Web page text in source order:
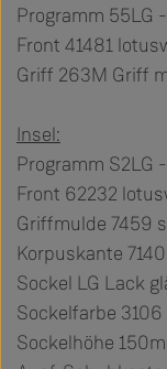
Programm 55LG
Front 41481
Griff 263M Griff
Insel:
Programm S2LG
Front 62232
Griffmulde 7459
Korpuskante
Sockel LG Lack
Sockelfarbe
Sockelhöhe